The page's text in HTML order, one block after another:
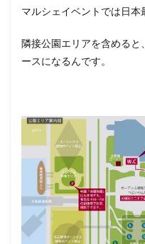
マルシェイベントでは日本
隣接公園エリアを含める
ースになるんです。